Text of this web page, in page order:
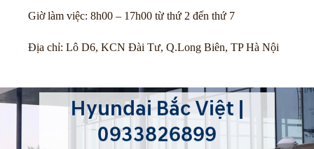
Giờ làm việc: 8h00 – 17h00 từ thứ 2 đến thứ 7
Địa chỉ: Lô D6, KCN Đài Tư, Q.Long Biên, TP Hà Nội
Hyundai Bắc Việt |
0933826899